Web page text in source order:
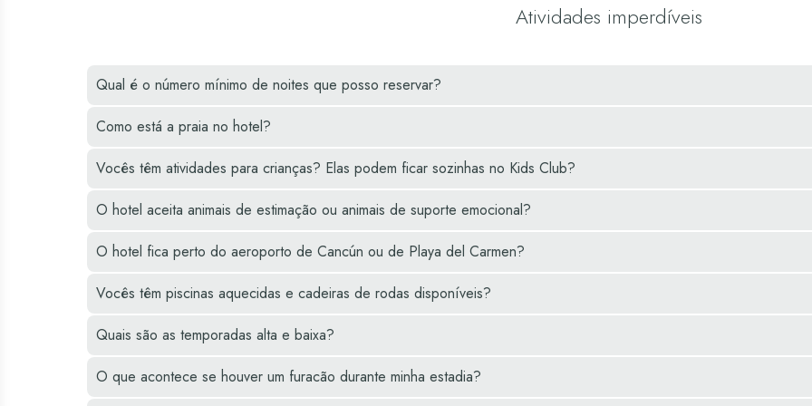
that great adventure.Atividades imperdíveis
Qual é o número mínimo de noites que posso reservar?
Como está a praia no hotel?
Vocês têm atividades para crianças? Elas podem ficar sozinhas no Kids Club?
O hotel aceita animais de estimação ou animais de suporte emocional?
O hotel fica perto do aeroporto de Cancún ou de Playa del Carmen?
Vocês têm piscinas aquecidas e cadeiras de rodas disponíveis?
Quais são as temporadas alta e baixa?
O que acontece se houver um furacão durante minha estadia?